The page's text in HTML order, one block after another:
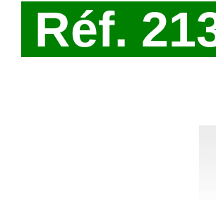
Réf.